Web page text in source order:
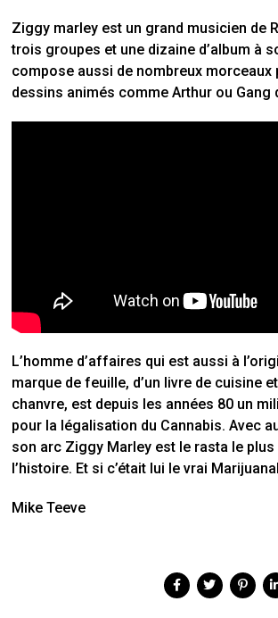
Ziggy marley est un grand musicien de
trois groupes et une dizaine d’album à
compose aussi de nombreux morceaux
dessins animés comme Arthur ou Gang
L’homme d’affaires qui est aussi à
marque de feuille, d’un livre de cuisine
chanvre, est depuis les années 80 un
pour la légalisation du Cannabis.Avec
son arc Ziggy Marley est le rasta le
l’histoire. Et si c’était lui le vrai
Mike Teeve